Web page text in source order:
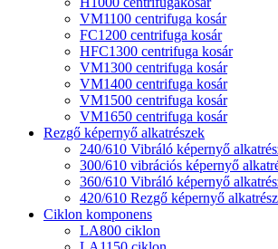
VM1100 centrifuga kosár
FC1200 centrifuga kosár
HFC1300 centrifuga kosár
VM1300 centrifuga kosár
VM1400 centrifuga kosár
VM1500 centrifuga kosár
VM1650 centrifuga kosár
Rezgő képernyő alkatrészek
240/610 Vibráló képernyő
300/610 vibrációs képernyő
360/610 Vibráló képernyő
420/610 Rezgő képernyő
Ciklon komponens
LA800 ciklon